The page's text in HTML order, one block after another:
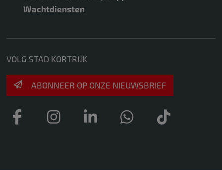
Wachtdiensten
VOLG STAD KORTRIJK
ABONNEER OP ONZE NIEUWSBRIEF